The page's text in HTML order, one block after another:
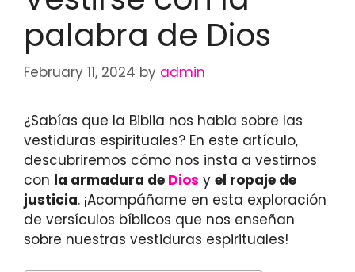
palabra de Dios
February 11, 2024 by admin
¿Sabías que la Biblia nos habla sobre las
vestiduras espirituales? En este artículo,
descubriremos cómo nos insta a vestirnos
con la armadura de Dios y el ropaje de
justicia. ¡Acompáñame en esta exploración
de versículos bíblicos que nos enseñan
sobre nuestras vestiduras espirituales!